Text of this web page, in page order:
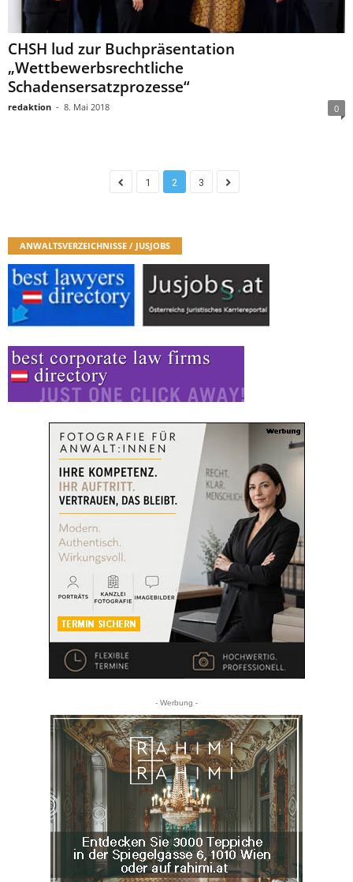
CHSH lud zur Buchpräsentation
„Wettbewerbsrechtliche
Schadensersatzprozesse“
redaktion - 8. Mai 2018 0
1 2 3
ANWALTSVERZEICHNISSE / JUSJOBS
- Werbung -